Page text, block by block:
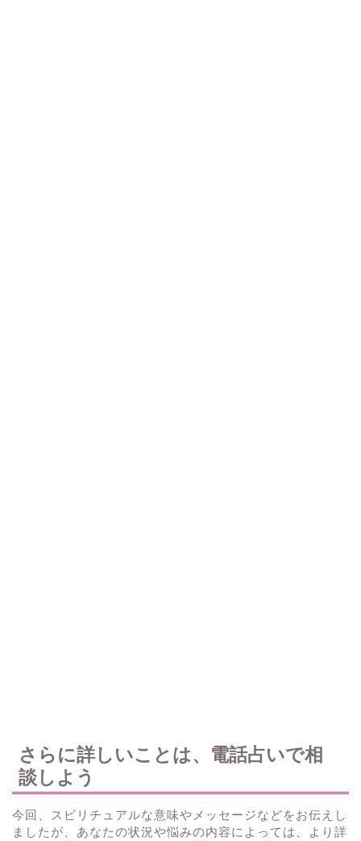
さらに詳しいことは、電話占いで相
談しよう
今回、スピリチュアルな意味やメッセージなどをお伝えし
ましたが、あなたの状況や悩みの内容によっては、より詳